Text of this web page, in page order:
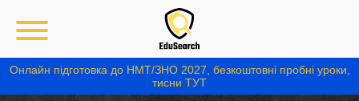
Онлайн підготовка до НМТ/ЗНО 2027, безкоштовні пробні уроки,
тисни ТУТ